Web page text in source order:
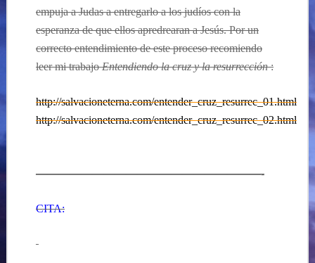
empuja a Judas a entregarlo a los judíos con la
esperanza de que ellos apredrearan a Jesús. Por un
correcto entendimiento de este proceso recomiendo
leer mi trabajoEntendiendo la cruz y la resurrección:
http://salvacioneterna.com/entender_cruz_resurrec_01.html
http://salvacioneterna.com/entender_cruz_resurrec_02.html
————————————————————-
CITA: